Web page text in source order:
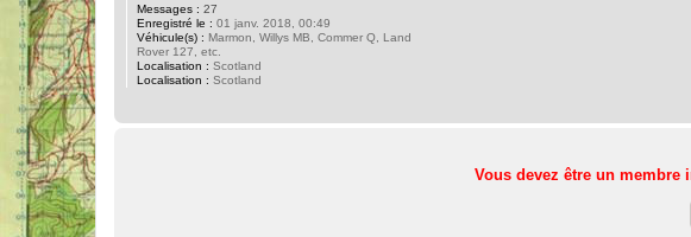
Messages : 27
Enregistré le : 01 janv. 2018, 00:49
Véhicule(s) : Marmon, Willys MB, Commer Q, Land
Rover 127, etc.
Localisation : Scotland
Localisation : Scotland
Vous devez être un